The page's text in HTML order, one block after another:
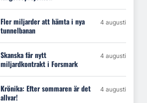
Fler miljarder att hämta i nya
tunnelbanan
4 augusti
Skanska får nytt
miljardkontrakt i Forsmark
4 augusti
Krönika: Efter sommaren är det
allvar!
4 augusti